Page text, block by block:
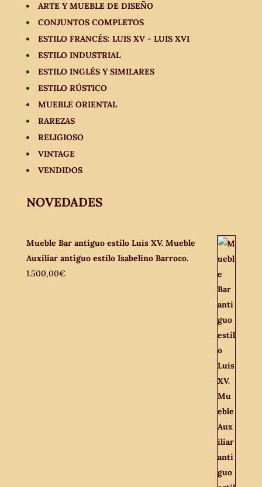
ARTE Y MUEBLE DE DISEÑO
CONJUNTOS COMPLETOS
ESTILO FRANCÉS: LUIS XV - LUIS XVI
ESTILO INDUSTRIAL
ESTILO INGLÉS Y SIMILARES
ESTILO RÚSTICO
MUEBLE ORIENTAL
RAREZAS
RELIGIOSO
VINTAGE
VENDIDOS
NOVEDADES
Mueble Bar antiguo estilo Luis XV. Mueble
Auxiliar antiguo estilo Isabelino Barroco.
1.500,00€